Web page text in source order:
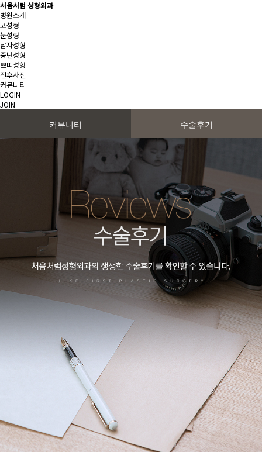
처음처럼 성형외과
병원소개
코성형
눈성형
남자성형
중년성형
쁘띠성형
전후사진
커뮤니티
LOGIN
JOIN
커뮤니티 수술후기